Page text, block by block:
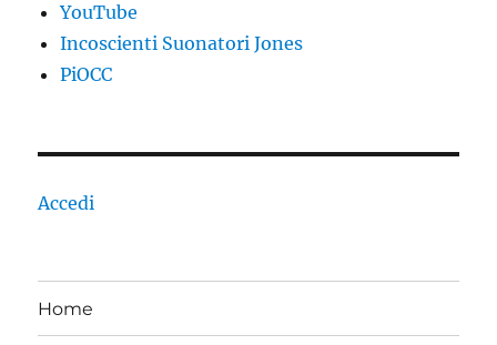
YouTube
Incoscienti Suonatori Jones
PiOCC
Accedi
Home